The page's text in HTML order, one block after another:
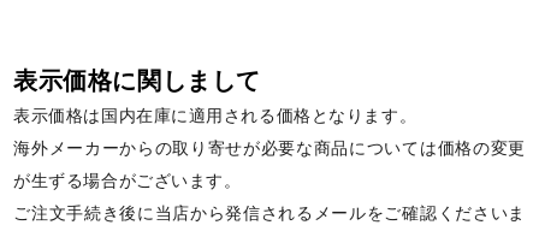
表示価格に関しまして
表示価格は国内在庫に適用される価格となります。
海外メーカーからの取り寄せが必要な商品については価格の変更
が生ずる場合がございます。
ご注文手続き後に当店から発信されるメールをご確認くださいま